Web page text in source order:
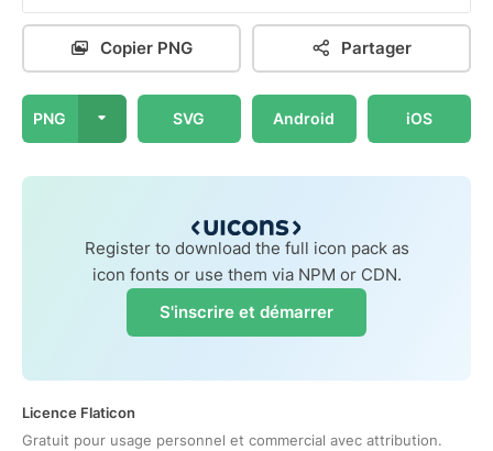
Copier PNG Partager
PNG SVG Android iOS
Register to download the full icon pack as
icon fonts or use them via NPM or CDN.
S'inscrire et démarrer
Licence Flaticon
Gratuit pour usage personnel et commercial avec attribution.